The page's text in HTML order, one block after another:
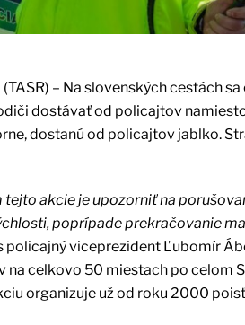
– Na slovenských cestách
dostávať od policajtov
dostanú od policajtov jablko.
akcie je upozorniť na
poprípade prekračovanie
policajný viceprezident Ľubomír
celkovo 50 miestach po celom
organizuje už od roku 2000